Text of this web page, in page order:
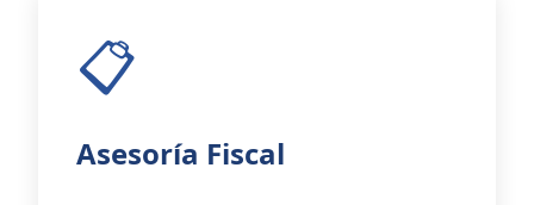
📋
Asesoría Fiscal